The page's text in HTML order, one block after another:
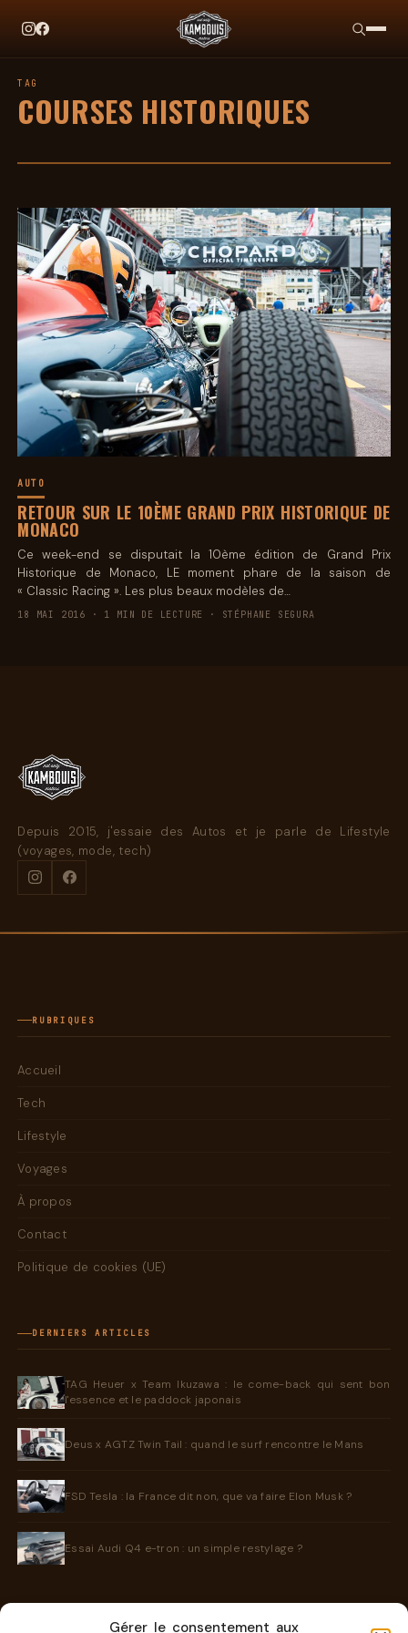
Gérer le consentement aux
TAG HEUER X TEAM IKUZAWA : LE COME-BACK
TAG
COURSES HISTORIQUES
AUTO
RETOUR SUR LE 10ÈME GRAND PRIX HISTORIQUE DE
MONACO
Ce week-end se disputait la 10ème édition de Grand Prix
Historique de Monaco, LE moment phare de la saison de
« Classic Racing ». Les plus beaux modèles de…
18 MAI 2016 · 1 MIN DE LECTURE · STÉPHANE SEGURA
Depuis 2015, j'essaie des Autos et je parle de Lifestyle
(voyages, mode, tech)
RUBRIQUES
Accueil
Tech
Lifestyle
Voyages
À propos
Contact
Politique de cookies (UE)
DERNIERS ARTICLES
TAG Heuer x Team Ikuzawa : le come-back qui sent bon
l'essence et le paddock japonais
Deus x AGTZ Twin Tail : quand le surf rencontre le Mans
FSD Tesla : la France dit non, que va faire Elon Musk ?
Essai Audi Q4 e-tron : un simple restylage ?
INFORMATIONS